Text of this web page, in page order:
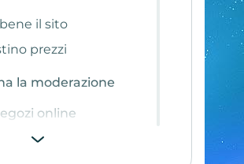
il sito
prezzi
la moderazione
online